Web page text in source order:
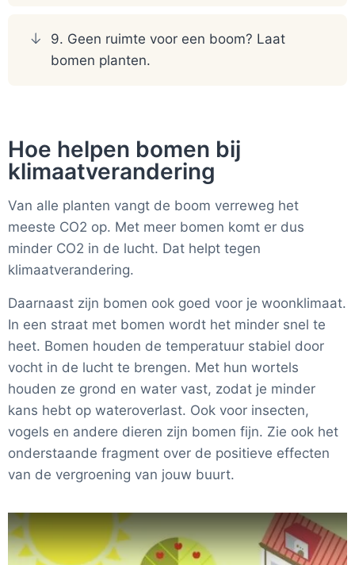
9. Geen ruimte voor een boom? Laat
bomen planten.
Hoe helpen bomen bij
klimaatverandering
Van alle planten vangt de boom verreweg het
meeste CO2 op. Met meer bomen komt er dus
minder CO2 in de lucht. Dat helpt tegen
klimaatverandering.
Daarnaast zijn bomen ook goed voor je woonklimaat.
In een straat met bomen wordt het minder snel te
heet. Bomen houden de temperatuur stabiel door
vocht in de lucht te brengen. Met hun wortels
houden ze grond en water vast, zodat je minder
kans hebt op wateroverlast. Ook voor insecten,
vogels en andere dieren zijn bomen fijn. Zie ook het
onderstaande fragment over de positieve effecten
van de vergroening van jouw buurt.